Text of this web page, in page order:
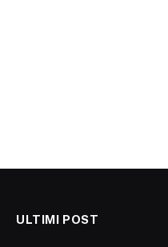
ULTIMI POST